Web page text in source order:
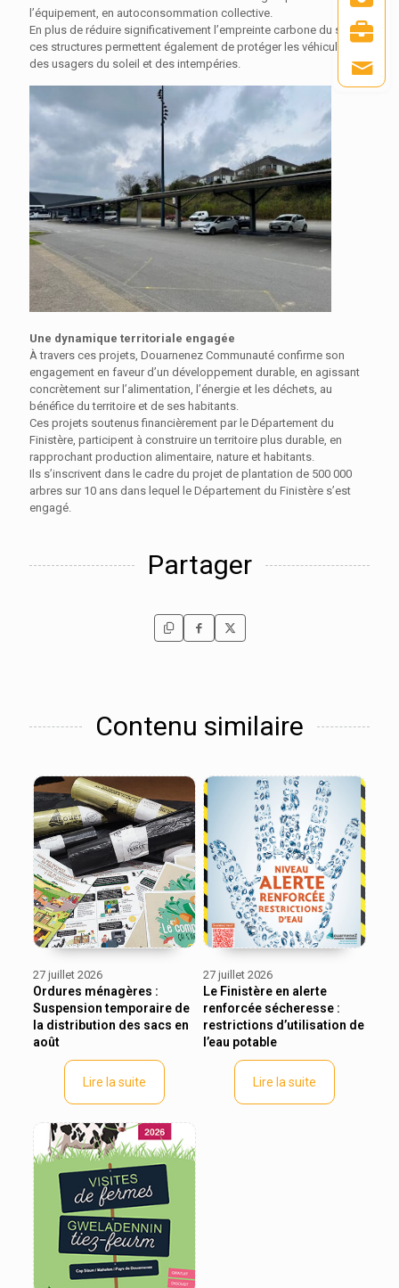
l’équipement, en autoconsommation collective.
En plus de réduire significativement l’empreinte carbone du site,
ces structures permettent également de protéger les véhicules
des usagers du soleil et des intempéries.
Une dynamique territoriale engagée
À travers ces projets, Douarnenez Communauté confirme son
engagement en faveur d’un développement durable, en agissant
concrètement sur l’alimentation, l’énergie et les déchets, au
bénéfice du territoire et de ses habitants.
Ces projets soutenus financièrement par le Département du
Finistère, participent à construire un territoire plus durable, en
rapprochant production alimentaire, nature et habitants.
Ils s’inscrivent dans le cadre du projet de plantation de 500 000
arbres sur 10 ans dans lequel le Département du Finistère s’est
engagé.
Partager
Contenu similaire
27 juillet 2026
Ordures ménagères :
Suspension temporaire de
la distribution des sacs en
août
Lire la suite
27 juillet 2026
Le Finistère en alerte
renforcée sécheresse :
restrictions d’utilisation de
l’eau potable
Lire la suite